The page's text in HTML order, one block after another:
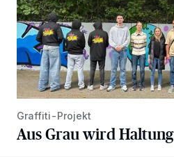
Graffiti-Projekt
Aus Grau wird Haltung